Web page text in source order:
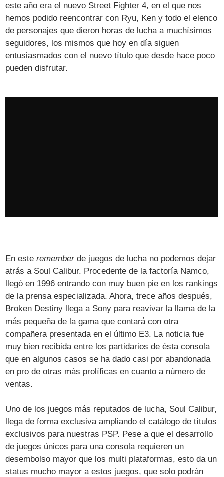
este año era el nuevo Street Fighter 4, en el que nos
hemos podido reencontrar con Ryu, Ken y todo el elenco
de personajes que dieron horas de lucha a muchísimos
seguidores, los mismos que hoy en día siguen
entusiasmados con el nuevo título que desde hace poco
pueden disfrutar.
En esterememberde juegos de lucha no podemos dejar
atrás a Soul Calibur. Procedente de la factoría Namco,
llegó en 1996 entrando con muy buen pie en los rankings
de la prensa especializada. Ahora, trece años después,
Broken Destiny llega a Sony para reavivar la llama de la
más pequeña de la gama que contará con otra
compañera presentada en el último E3. La noticia fue
muy bien recibida entre los partidarios de ésta consola
que en algunos casos se ha dado casi por abandonada
en pro de otras más prolíficas en cuanto a número de
ventas.
Uno de los juegos más reputados de lucha, Soul Calibur,
llega de forma exclusiva ampliando el catálogo de títulos
exclusivos para nuestras PSP. Pese a que el desarrollo
de juegos únicos para una consola requieren un
desembolso mayor que los multi plataformas, esto da un
status mucho mayor a estos juegos, que solo podrán